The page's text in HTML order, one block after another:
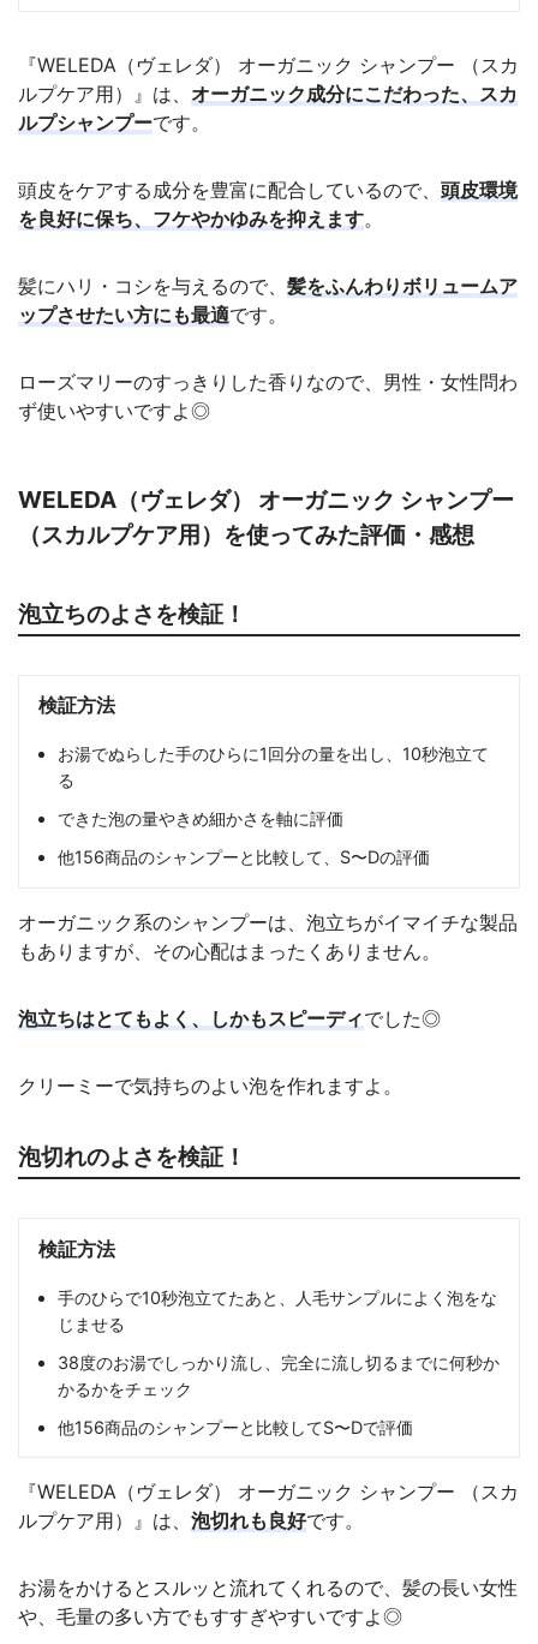
『WELEDA（ヴェレダ） オーガニック シャンプー （スカ
ルプケア用）』は、 オーガニック成分にこだわった、スカ
ルプシャンプーです。
頭皮をケアする成分を豊富に配合しているので、 頭皮環境
を良好に保ち、フケやかゆみを抑えます。
髪にハリ・コシを与えるので、 髪をふんわりボリュームア
ップさせたい方にも最適です。
ローズマリーのすっきりした香りなので、男性・女性問わ
ず使いやすいですよ◎
WELEDA（ヴェレダ） オーガニック シャンプー
（スカルプケア用）を使ってみた評価・感想
泡立ちのよさを検証！
検証方法
お湯でぬらした手のひらに1回分の量を出し、10秒泡立て
る
できた泡の量やきめ細かさを軸に評価
他156商品のシャンプーと比較して、S〜Dの評価
オーガニック系のシャンプーは、泡立ちがイマイチな製品
もありますが、その心配はまったくありません。
泡立ちはとてもよく、しかもスピーディでした◎
クリーミーで気持ちのよい泡を作れますよ。
泡切れのよさを検証！
検証方法
手のひらで10秒泡立てたあと、人毛サンプルによく泡をな
じませる
38度のお湯でしっかり流し、完全に流し切るまでに何秒か
かるかをチェック
他156商品のシャンプーと比較してS〜Dで評価
『WELEDA（ヴェレダ） オーガニック シャンプー （スカ
ルプケア用）』は、 泡切れも良好です。
お湯をかけるとスルッと流れてくれるので、髪の長い女性
や、毛量の多い方でもすすぎやすいですよ◎